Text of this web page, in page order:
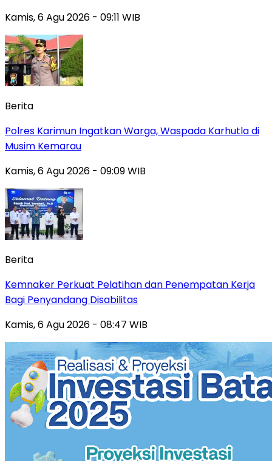
Kamis, 6 Agu 2026 - 09:11 WIB
Berita
Polres Karimun Ingatkan Warga, Waspada Karhutla di
Musim Kemarau
Kamis, 6 Agu 2026 - 09:09 WIB
Berita
Kemnaker Perkuat Pelatihan dan Penempatan Kerja
Bagi Penyandang Disabilitas
Kamis, 6 Agu 2026 - 08:47 WIB